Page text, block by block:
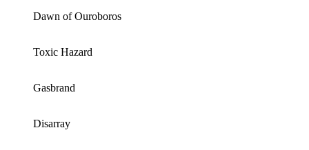
Dawn of Ouroboros
Toxic Hazard
Gasbrand
Disarray